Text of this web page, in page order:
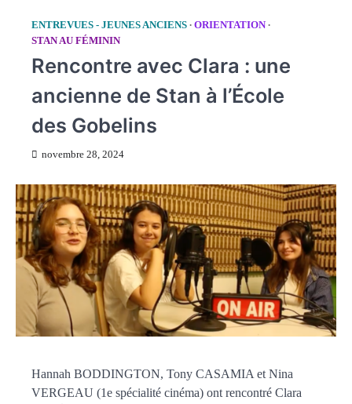
ENTREVUES - JEUNES ANCIENS
ORIENTATION
STAN AU FÉMININ
Rencontre avec Clara : une
ancienne de Stan à l’École
des Gobelins
novembre 28, 2024
Hannah BODDINGTON, Tony CASAMIA et Nina
VERGEAU (1e spécialité cinéma) ont rencontré Clara